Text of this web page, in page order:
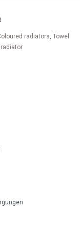
radiators, Towel